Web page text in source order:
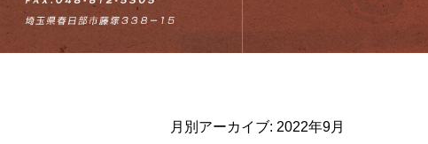
月別アーカイブ: 2022年9月